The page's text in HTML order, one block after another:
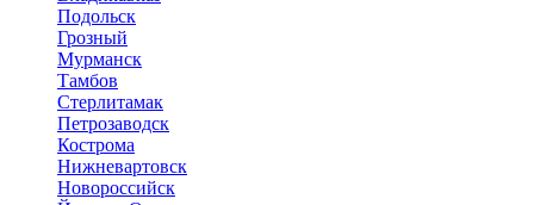
Подольск
Грозный
Мурманск
Тамбов
Стерлитамак
Петрозаводск
Кострома
Нижневартовск
Новороссийск